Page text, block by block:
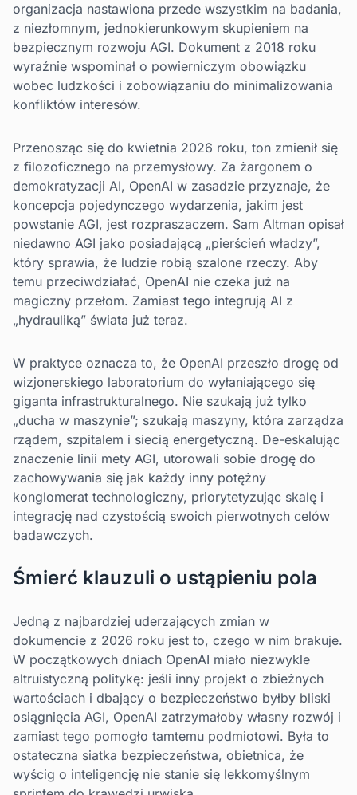
organizacja nastawiona przede wszystkim na badania,
z niezłomnym, jednokierunkowym skupieniem na
bezpiecznym rozwoju AGI. Dokument z 2018 roku
wyraźnie wspominał o powierniczym obowiązku
wobec ludzkości i zobowiązaniu do minimalizowania
konfliktów interesów.
Przenosząc się do kwietnia 2026 roku, ton zmienił się
z filozoficznego na przemysłowy. Za żargonem o
demokratyzacji AI, OpenAI w zasadzie przyznaje, że
koncepcja pojedynczego wydarzenia, jakim jest
powstanie AGI, jest rozpraszaczem. Sam Altman opisał
niedawno AGI jako posiadającą „pierścień władzy”,
który sprawia, że ludzie robią szalone rzeczy. Aby
temu przeciwdziałać, OpenAI nie czeka już na
magiczny przełom. Zamiast tego integrują AI z
„hydrauliką” świata już teraz.
W praktyce oznacza to, że OpenAI przeszło drogę od
wizjonerskiego laboratorium do wyłaniającego się
giganta infrastrukturalnego. Nie szukają już tylko
„ducha w maszynie”; szukają maszyny, która zarządza
rządem, szpitalem i siecią energetyczną. De-eskalując
znaczenie linii mety AGI, utorowali sobie drogę do
zachowywania się jak każdy inny potężny
konglomerat technologiczny, priorytetyzując skalę i
integrację nad czystością swoich pierwotnych celów
badawczych.
Śmierć klauzuli o ustąpieniu pola
Jedną z najbardziej uderzających zmian w
dokumencie z 2026 roku jest to, czego w nim brakuje.
W początkowych dniach OpenAI miało niezwykle
altruistyczną politykę: jeśli inny projekt o zbieżnych
wartościach i dbający o bezpieczeństwo byłby bliski
osiągnięcia AGI, OpenAI zatrzymałoby własny rozwój i
zamiast tego pomogło tamtemu podmiotowi. Była to
ostateczna siatka bezpieczeństwa, obietnica, że
wyścig o inteligencję nie stanie się lekkomyślnym